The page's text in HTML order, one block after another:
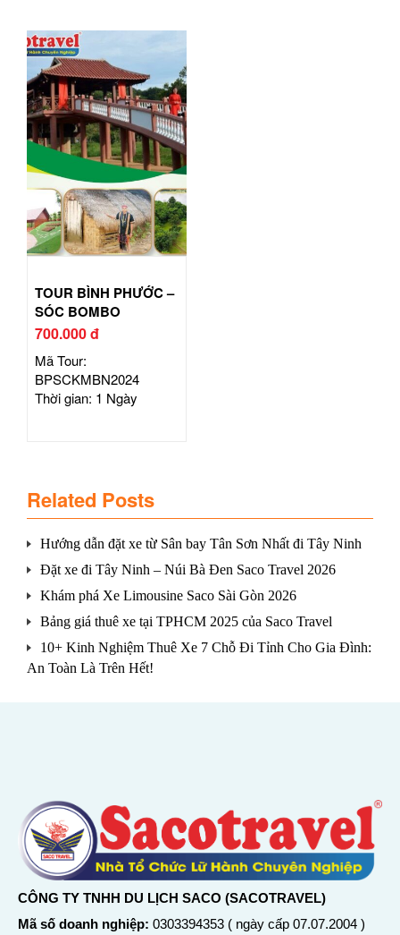
TOUR BÌNH PHƯỚC –
SÓC BOMBO
700.000 đ
Mã Tour:
BPSCKMBN2024
Thời gian: 1 Ngày
Related Posts
Hướng dẫn đặt xe từ Sân bay Tân Sơn Nhất đi Tây Ninh
Đặt xe đi Tây Ninh – Núi Bà Đen Saco Travel 2026
Khám phá Xe Limousine Saco Sài Gòn 2026
Bảng giá thuê xe tại TPHCM 2025 của Saco Travel
10+ Kinh Nghiệm Thuê Xe 7 Chỗ Đi Tỉnh Cho Gia Đình:
An Toàn Là Trên Hết!
CÔNG TY TNHH DU LỊCH SACO (SACOTRAVEL)
Mã số doanh nghiệp: 0303394353 ( ngày cấp 07.07.2004 )